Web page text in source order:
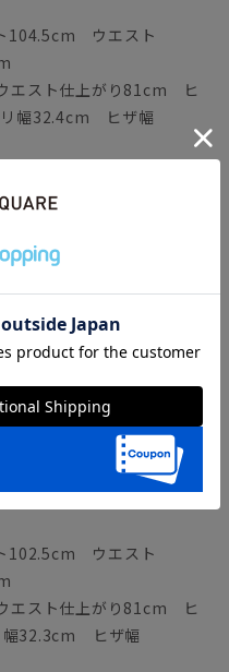
104.5cm ウエスト
エスト仕上がり81cm ヒ
幅32.4cm ヒザ幅
106.5cm ウエスト
エスト仕上がり83cm ヒ
100.5cm ウエスト
エスト仕上がり79cm ヒ
幅31.7cm ヒザ幅
102.5cm ウエスト
エスト仕上がり81cm ヒ
32.3cm ヒザ幅